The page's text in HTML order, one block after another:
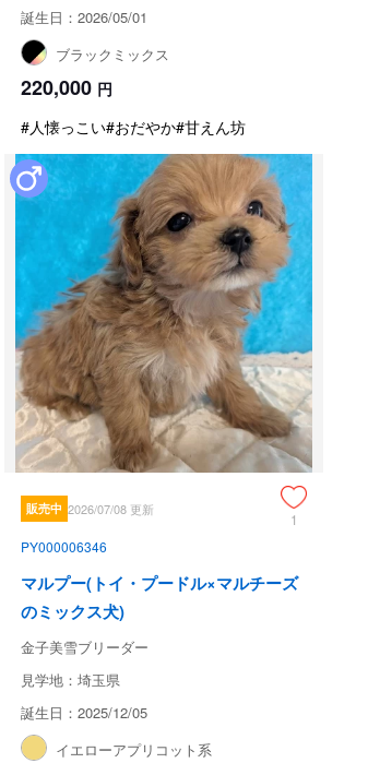
誕生日：2026/05/01
ブラックミックス
220,000 円
#人懐っこい#おだやか#甘えん坊
販売中 2026/07/08 更新
1
PY000006346
マルプー(トイ・プードル×マルチーズ
のミックス犬)
金子美雪ブリーダー
見学地：埼玉県
誕生日：2025/12/05
イエローアプリコット系